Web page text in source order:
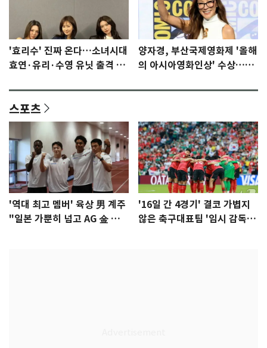
'효리수' 진짜 온다…소녀시대
효연·유리·수영 유닛 출격 [N
양자경, 부산국제영화제 '올해
의 아시아영화인상' 수상…15
스포츠
'역대 최고 멤버' 육상 男 계주
"일본 가뿐히 넘고 AG 金 따겠
'16일 간 4경기' 결코 가볍지
않은 축구대표팀 '임시 감독'